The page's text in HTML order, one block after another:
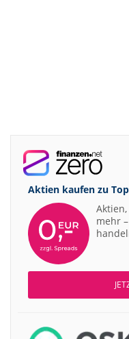
Aktien kaufen zu
mehr